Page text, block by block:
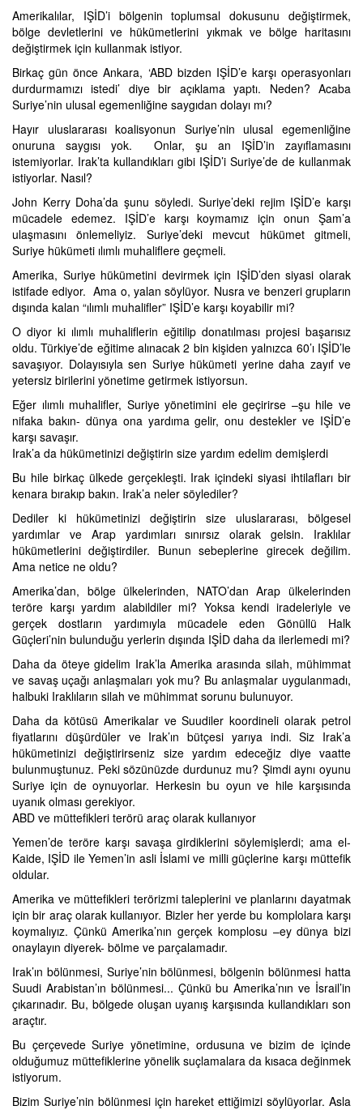
Amerikalılar, IŞİD’i bölgenin toplumsal dokusunu değiştirmek,
bölge devletlerini ve hükümetlerini yıkmak ve bölge haritasını
değiştirmek için kullanmak istiyor.
Birkaç gün önce Ankara, ‘ABD bizden IŞİD’e karşı operasyonları
durdurmamızı istedi’ diye bir açıklama yaptı. Neden? Acaba
Suriye’nin ulusal egemenliğine saygıdan dolayı mı?
Hayır uluslararası koalisyonun Suriye’nin ulusal egemenliğine
onuruna saygısı yok. Onlar, şu an IŞİD’in zayıflamasını
istemiyorlar. Irak’ta kullandıkları gibi IŞİD’i Suriye’de de kullanmak
istiyorlar. Nasıl?
John Kerry Doha’da şunu söyledi. Suriye’deki rejim IŞİD’e karşı
mücadele edemez. IŞİD’e karşı koymamız için onun Şam’a
ulaşmasını önlemeliyiz. Suriye’deki mevcut hükümet gitmeli,
Suriye hükümeti ılımlı muhaliflere geçmeli.
Amerika, Suriye hükümetini devirmek için IŞİD’den siyasi olarak
istifade ediyor. Ama o, yalan söylüyor. Nusra ve benzeri grupların
dışında kalan “ılımlı muhalifler” IŞİD’e karşı koyabilir mi?
O diyor ki ılımlı muhaliflerin eğitilip donatılması projesi başarısız
oldu. Türkiye’de eğitime alınacak 2 bin kişiden yalnızca 60’ı IŞİD’le
savaşıyor. Dolayısıyla sen Suriye hükümeti yerine daha zayıf ve
yetersiz birilerini yönetime getirmek istiyorsun.
Eğer ılımlı muhalifler, Suriye yönetimini ele geçirirse –şu hile ve
nifaka bakın- dünya ona yardıma gelir, onu destekler ve IŞİD’e
karşı savaşır.
Irak’a da hükümetinizi değiştirin size yardım edelim demişlerdi
Bu hile birkaç ülkede gerçekleşti. Irak içindeki siyasi ihtilafları bir
kenara bırakıp bakın. Irak’a neler söylediler?
Dediler ki hükümetinizi değiştirin size uluslararası, bölgesel
yardımlar ve Arap yardımları sınırsız olarak gelsin. Iraklılar
hükümetlerini değiştirdiler. Bunun sebeplerine girecek değilim.
Ama netice ne oldu?
Amerika’dan, bölge ülkelerinden, NATO’dan Arap ülkelerinden
teröre karşı yardım alabildiler mi? Yoksa kendi iradeleriyle ve
gerçek dostların yardımıyla mücadele eden Gönüllü Halk
Güçleri’nin bulunduğu yerlerin dışında IŞİD daha da ilerlemedi mi?
Daha da öteye gidelim Irak’la Amerika arasında silah, mühimmat
ve savaş uçağı anlaşmaları yok mu? Bu anlaşmalar uygulanmadı,
halbuki Iraklıların silah ve mühimmat sorunu bulunuyor.
Daha da kötüsü Amerikalar ve Suudiler koordineli olarak petrol
fiyatlarını düşürdüler ve Irak’ın bütçesi yarıya indi. Siz Irak’a
hükümetinizi değiştirirseniz size yardım edeceğiz diye vaatte
bulunmuştunuz. Peki sözünüzde durdunuz mu? Şimdi aynı oyunu
Suriye için de oynuyorlar. Herkesin bu oyun ve hile karşısında
uyanık olması gerekiyor.
ABD ve müttefikleri terörü araç olarak kullanıyor
Yemen’de teröre karşı savaşa girdiklerini söylemişlerdi; ama el-
Kaide, IŞİD ile Yemen’in asli İslami ve milli güçlerine karşı müttefik
oldular.
Amerika ve müttefikleri terörizmi taleplerini ve planlarını dayatmak
için bir araç olarak kullanıyor. Bizler her yerde bu komplolara karşı
koymalıyız. Çünkü Amerika’nın gerçek komplosu –ey dünya bizi
onaylayın diyerek- bölme ve parçalamadır.
Irak’ın bölünmesi, Suriye’nin bölünmesi, bölgenin bölünmesi hatta
Suudi Arabistan’ın bölünmesi... Çünkü bu Amerika’nın ve İsrail’in
çıkarınadır. Bu, bölgede oluşan uyanış karşısında kullandıkları son
araçtır.
Bu çerçevede Suriye yönetimine, ordusuna ve bizim de içinde
olduğumuz müttefiklerine yönelik suçlamalara da kısaca değinmek
istiyorum.
Bizim Suriye’nin bölünmesi için hareket ettiğimizi söylüyorlar. Asla